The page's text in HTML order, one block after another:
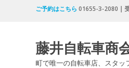
ご予約はこちら 01655-3-2080 |
藤井自転車商
町で唯一の自転車店、スタッ